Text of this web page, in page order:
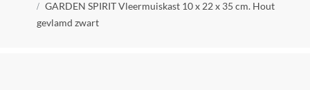
8718247850037
Kruimelpad
GARDEN SPIRIT Vleermuiskast 10 x 22 x 35 cm. Hout
gevlamd zwart